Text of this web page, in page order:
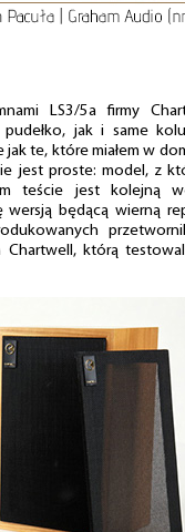
LS3/5a firmy
jak i same
jak te, które miałem w
jest proste: model, z
teście jest kolejną
będącą wierną
Chartwell, którą